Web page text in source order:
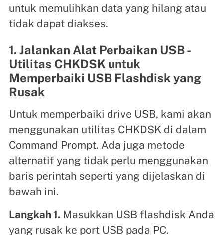
untuk memulihkan data yang hilang atau
tidak dapat diakses.
1. Jalankan Alat Perbaikan USB -
Utilitas CHKDSK untuk
Memperbaiki USB Flashdisk yang
Rusak
Untuk memperbaiki drive USB, kami akan
menggunakan utilitas CHKDSK di dalam
Command Prompt. Ada juga metode
alternatif yang tidak perlu menggunakan
baris perintah seperti yang dijelaskan di
bawah ini.
Langkah 1. Masukkan USB flashdisk Anda
yang rusak ke port USB pada PC.